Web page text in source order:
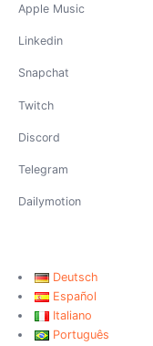
Apple Music
Linkedin
Snapchat
Twitch
Discord
Telegram
Dailymotion
Deutsch
Español
Italiano
Português